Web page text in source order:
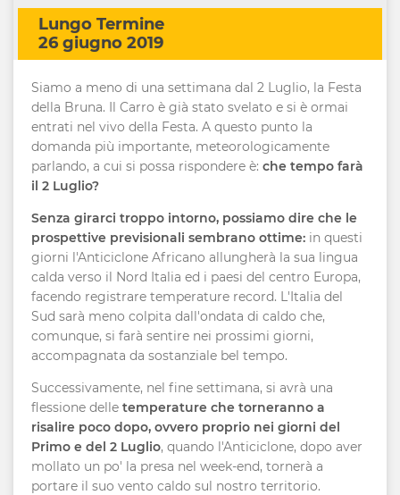
Lungo Termine
26 giugno 2019
Siamo a meno di una settimana dal 2 Luglio, la Festa
della Bruna. Il Carro è già stato svelato e si è ormai
entrati nel vivo della Festa. A questo punto la
domanda più importante, meteorologicamente
parlando, a cui si possa rispondere è: che tempo farà
il 2 Luglio?
Senza girarci troppo intorno, possiamo dire che le
prospettive previsionali sembrano ottime: in questi
giorni l'Anticiclone Africano allungherà la sua lingua
calda verso il Nord Italia ed i paesi del centro Europa,
facendo registrare temperature record. L'Italia del
Sud sarà meno colpita dall'ondata di caldo che,
comunque, si farà sentire nei prossimi giorni,
accompagnata da sostanziale bel tempo.
Successivamente, nel fine settimana, si avrà una
flessione delle temperature che torneranno a
risalire poco dopo, ovvero proprio nei giorni del
Primo e del 2 Luglio, quando l'Anticiclone, dopo aver
mollato un po' la presa nel week-end, tornerà a
portare il suo vento caldo sul nostro territorio.